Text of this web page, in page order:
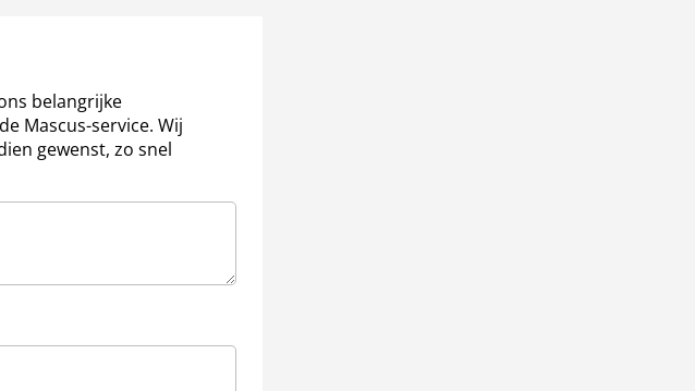
belangrijke
Mascus-service. Wij
gewenst, zo snel